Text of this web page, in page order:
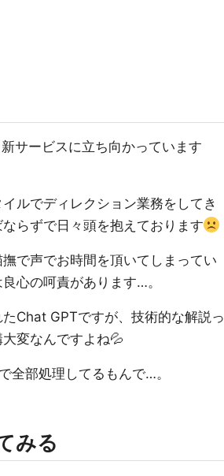
サービスに立ち向かっています
ルでディレクション業務をしてき
らずで日々頭を抱えております
で声でお時間を頂いてしまってい
心の呵責があります…。
Chat GPTですが、技術的な解説っ
変なんですよね💦
全部処理してるもんで…。
みる